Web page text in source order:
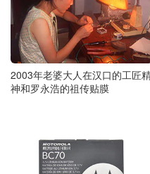
2003年老婆大人在汉口的工匠
神和罗永浩的祖传贴膜